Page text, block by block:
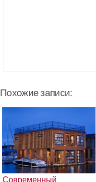
Похожие записи:
Современный